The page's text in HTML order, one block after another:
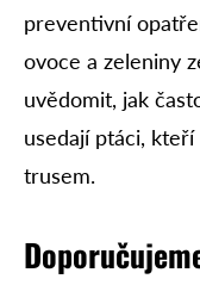
preventivní
ovoce a zeleniny
uvědomit, jak
usedají ptáci,
trusem.